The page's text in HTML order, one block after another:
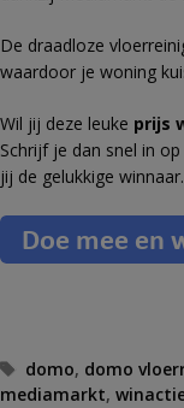
De draadloze
waardoor je woning
Wil jij deze leuke prijs
Schrijf je dan snel in
jij de gelukkige winnaar.
T
a
domo, domo
mediamarkt,